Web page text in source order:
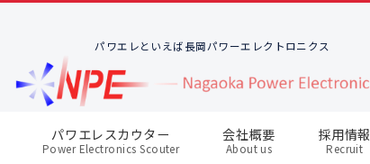
パワエレといえば長岡パワーエレクトロニクス
パワエレスカウター
Power Electronics Scouter
会社概要
About us
採用情報
Recruit